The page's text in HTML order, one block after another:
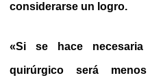
considerarse un logro.
«Si se hace
quirúrgico será